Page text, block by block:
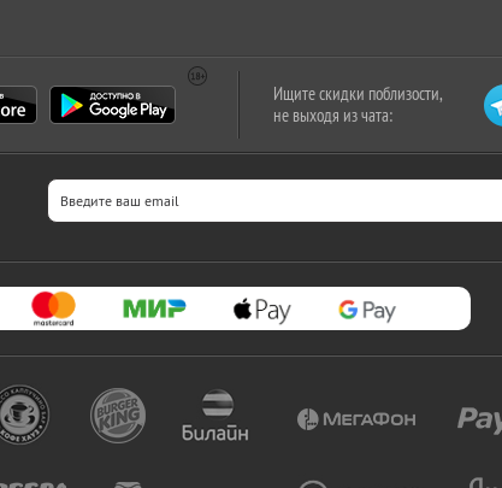
Ищите скидки поблизости,
не выходя из чата: